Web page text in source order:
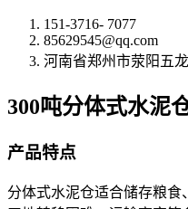
151-3716- 7077
85629545@qq.com
河南省郑州市荥阳五
300吨分体式水泥
产品特点
分体式水泥仓适合储存粮食